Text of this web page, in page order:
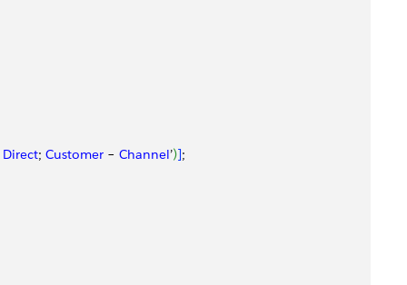
Direct; Customer – Channel’)];